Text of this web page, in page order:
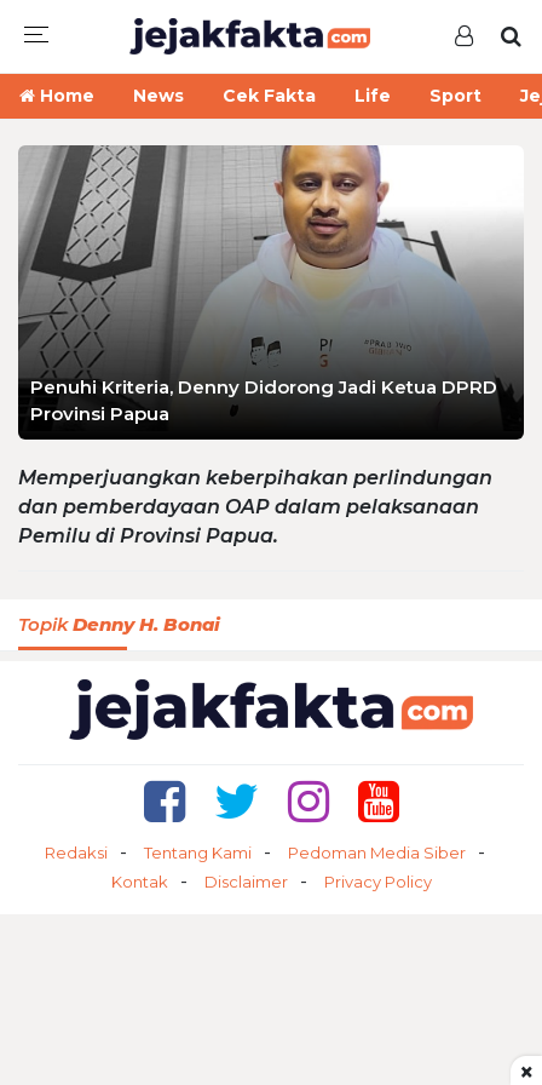
Home News Cek Fakta Life Sport
Penuhi Kriteria, Denny Didorong Jadi Ketua DPRD
Provinsi Papua
Memperjuangkan keberpihakan perlindungan
dan pemberdayaan OAP dalam pelaksanaan
Pemilu di Provinsi Papua.
TopikDenny H. Bonai
Redaksi Tentang Kami
Pedoman Media Siber
Kontak
Disclaimer Privacy Policy
×